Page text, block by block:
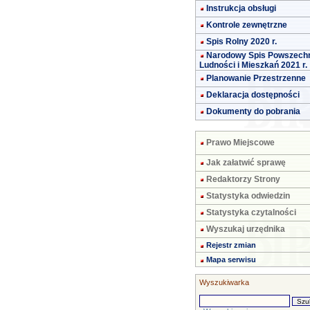
Instrukcja obsługi
Kontrole zewnętrzne
Spis Rolny 2020 r.
Narodowy Spis
Ludności i Mieszkań 2021 r.
Planowanie Przestrzenne
Deklaracja dostępności
Dokumenty do pobrania
Prawo Miejscowe
Jak załatwić sprawę
Redaktorzy Strony
Statystyka odwiedzin
Statystyka czytalności
Wyszukaj urzędnika
Rejestr zmian
Mapa serwisu
Wyszukiwarka